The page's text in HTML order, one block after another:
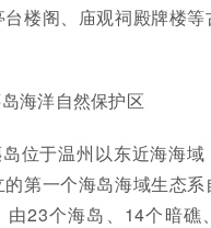
台楼阁、庙观祠殿牌楼等
海洋自然保护区
位于温州以东近海海域
第一个海岛海域生态系
由23个海岛、14个暗礁